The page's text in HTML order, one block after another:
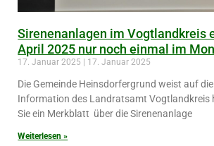
Sirenenanlagen im Vogtlandkreis
April 2025 nur noch einmal im
17. Januar 2025 17. Januar 2025
Die Gemeinde Heinsdorfergrund weist auf
Information des Landratsamt Vogtlandkreis
Sie ein Merkblatt über die Sirenenanlage
Weiterlesen »